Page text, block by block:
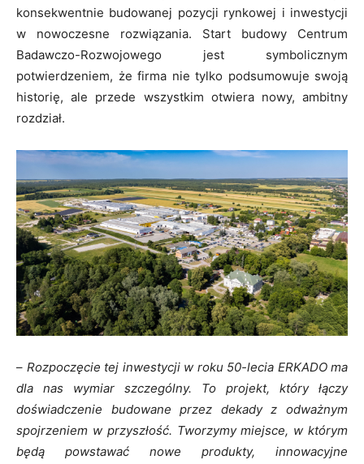
konsekwentnie budowanej pozycji rynkowej i inwestycji
w nowoczesne rozwiązania. Start budowy Centrum
Badawczo-Rozwojowego jest symbolicznym
potwierdzeniem, że firma nie tylko podsumowuje swoją
historię, ale przede wszystkim otwiera nowy, ambitny
rozdział.
– Rozpoczęcie tej inwestycji w roku 50-lecia ERKADO ma
dla nas wymiar szczególny. To projekt, który łączy
doświadczenie budowane przez dekady z odważnym
spojrzeniem w przyszłość. Tworzymy miejsce, w którym
będą powstawać nowe produkty, innowacyjne